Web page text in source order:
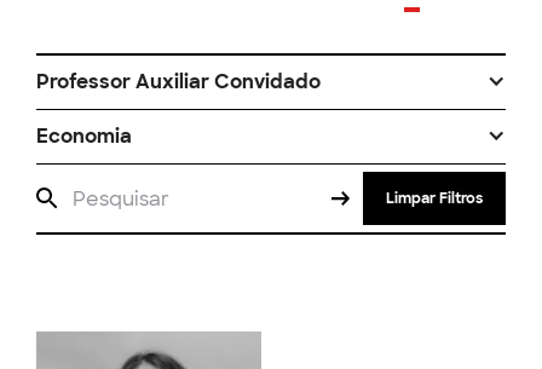
Professor Auxiliar Convidado
Economia
Limpar Filtros